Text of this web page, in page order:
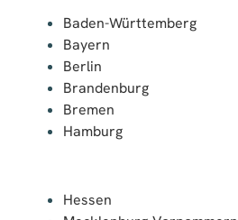
Baden-Württemberg
Bayern
Berlin
Brandenburg
Bremen
Hamburg
Hessen